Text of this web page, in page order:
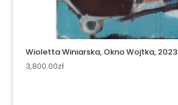
Wioletta Winiarska, Okno Wojtka, 2023
3,800.00zł